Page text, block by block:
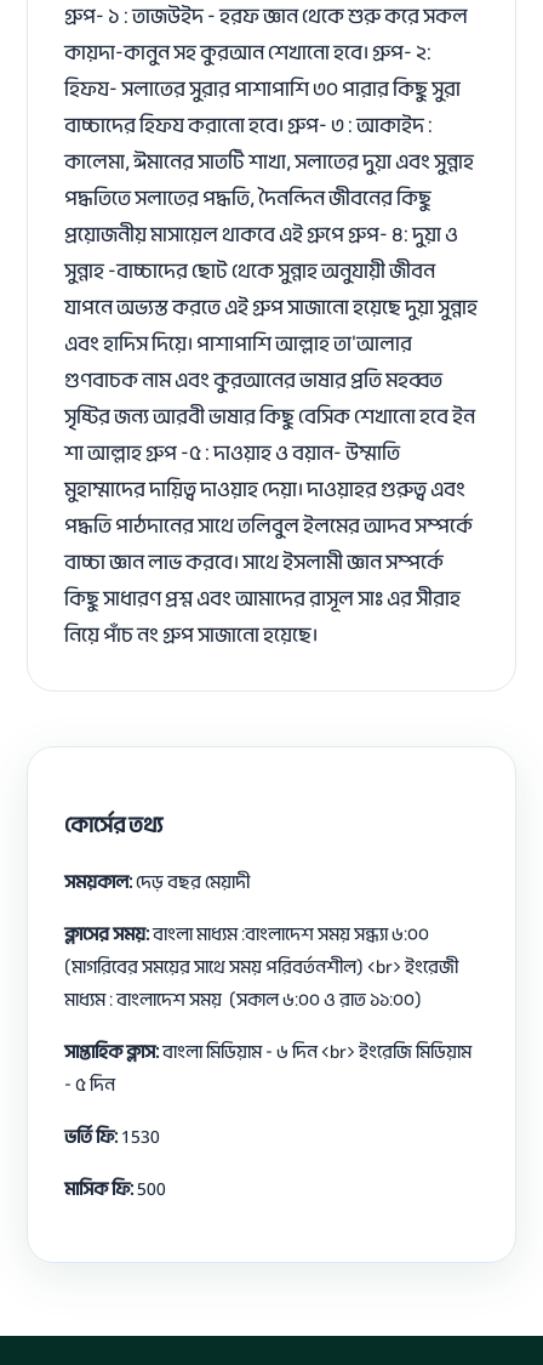
গ্রুপ- ১ : তাজউইদ - হরফ জ্ঞান থেকে শুরু করে সকল
কায়দা-কানুন সহ কুরআন শেখানো হবে। গ্রুপ- ২:
হিফয- সলাতের সুরার পাশাপাশি ৩০ পারার কিছু সুরা
বাচ্চাদের হিফয করানো হবে। গ্রুপ- ৩ : আকাইদ :
কালেমা, ঈমানের সাতটি শাখা, সলাতের দুয়া এবং সুন্নাহ
পদ্ধতিতে সলাতের পদ্ধতি, দৈনন্দিন জীবনের কিছু
প্রয়োজনীয় মাসায়েল থাকবে এই গ্রুপে গ্রুপ- ৪: দুয়া ও
সুন্নাহ -বাচ্চাদের ছোট থেকে সুন্নাহ অনুযায়ী জীবন
যাপনে অভ্যস্ত করতে এই গ্রুপ সাজানো হয়েছে দুয়া সুন্নাহ
এবং হাদিস দিয়ে। পাশাপাশি আল্লাহ তা'আলার
গুণবাচক নাম এবং কুরআনের ভাষার প্রতি মহব্বত
সৃষ্টির জন্য আরবী ভাষার কিছু বেসিক শেখানো হবে ইন
শা আল্লাহ গ্রুপ -৫ : দাওয়াহ ও বয়ান- উম্মাতি
মুহাম্মাদের দায়িত্ব দাওয়াহ দেয়া। দাওয়াহর গুরুত্ব এবং
পদ্ধতি পাঠদানের সাথে তলিবুল ইলমের আদব সম্পর্কে
বাচ্চা জ্ঞান লাভ করবে। সাথে ইসলামী জ্ঞান সম্পর্কে
কিছু সাধারণ প্রশ্ন এবং আমাদের রাসূল সাঃ এর সীরাহ
নিয়ে পাঁচ নং গ্রুপ সাজানো হয়েছে।
কোর্সের তথ্য
সময়কাল:দেড় বছর মেয়াদী
ক্লাসের সময়:বাংলা মাধ্যম :বাংলাদেশ সময় সন্ধ্যা ৬:০০
(মাগরিবের সময়ের সাথে সময় পরিবর্তনশীল) <br> ইংরেজী
মাধ্যম : বাংলাদেশ সময় (সকাল ৬:০০ ও রাত ১১:০০)
সাপ্তাহিক ক্লাস:বাংলা মিডিয়াম - ৬ দিন <br> ইংরেজি মিডিয়াম
- ৫ দিন
ভর্তি ফি:1530
মাসিক ফি:500